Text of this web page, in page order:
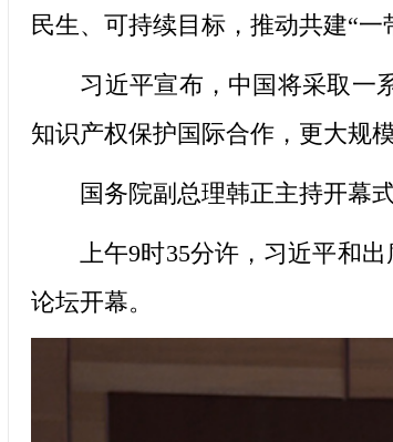
民生、可持续目标，推动共建“一
习近平宣布，中国将采取一系
知识产权保护国际合作，更大规
国务院副总理韩正主持开幕式
上午9时35分许，习近平和出
论坛开幕。